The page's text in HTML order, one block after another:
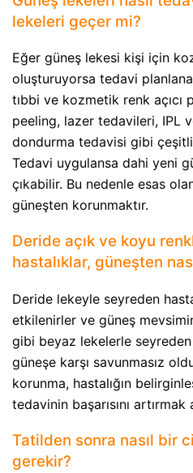
lekeleri geçer mi?
Eğer güneş lekesi kişi için
oluşturuyorsa tedavi
tıbbi ve kozmetik renk açıcı
peeling, lazer tedavileri, IPL
dondurma tedavisi gibi
Tedavi uygulansa dahi yeni
çıkabilir. Bu nedenle esas
güneşten korunmaktır.
Deride açık ve koyu
hastalıklar, güneşten
Deride lekeyle seyreden
etkilenirler ve güneş
gibi beyaz lekelerle
güneşe karşı savunmasız
korunma, hastalığın
tedavinin başarısını artırmak
Tatilden sonra nasıl bir
gerekir?